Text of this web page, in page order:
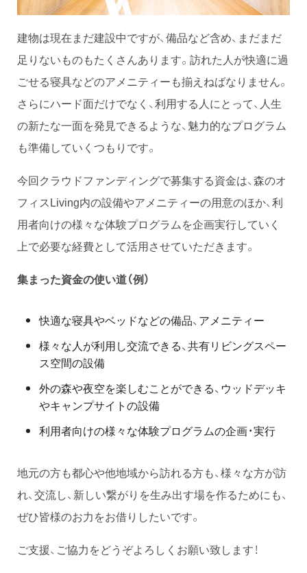
建物は現在まだ建設中ですが、備品など含め、まだまだ
足りないものもたくさんあります。訪れた人が快適に過
ごせる寝具などのアメニティーも揃えねばなりません。
さらにハード面だけでなく、利用する人にとって、人生
の新たな一面を発見できるような、魅力的なプログラム
も準備していくつもりです。
今回クラウドファンディングで募集する資金は、森のオ
フィスLiving内の設備やアメニティーの用意のほか、利
用者向けの様々な体験プログラムを企画実行していく
上で必要な経費として活用させていただきます。
集まった資金の使い道（例）
快適な寝具やベッドなどの備品、アメニティー
様々な人が利用し交流できる、共有リビングスペー
ス空間の設備
外の森や夜空を楽しむことができる、ウッドデッキ
やキャンプサイトの設備
利用者向けの様々な体験プログラムの企画・実行
地元の方も都心や他地域から訪れる方も、様々な方が訪
れ、交流し、新しい繋がりを生み出す場を作るためにも、
ぜひ皆様のお力をお借りしたいです。
ご支援、ご協力をどうぞよろしくお願い致します！